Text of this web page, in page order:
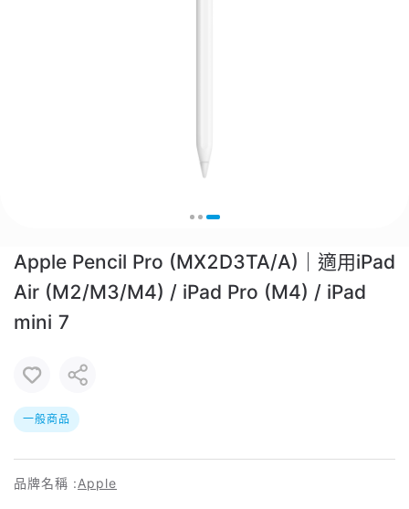
Apple Pencil Pro (MX2D3TA/A)｜適用iPad
Air (M2/M3/M4) / iPad Pro (M4) / iPad
mini 7
一般商品
品牌名稱 :Apple